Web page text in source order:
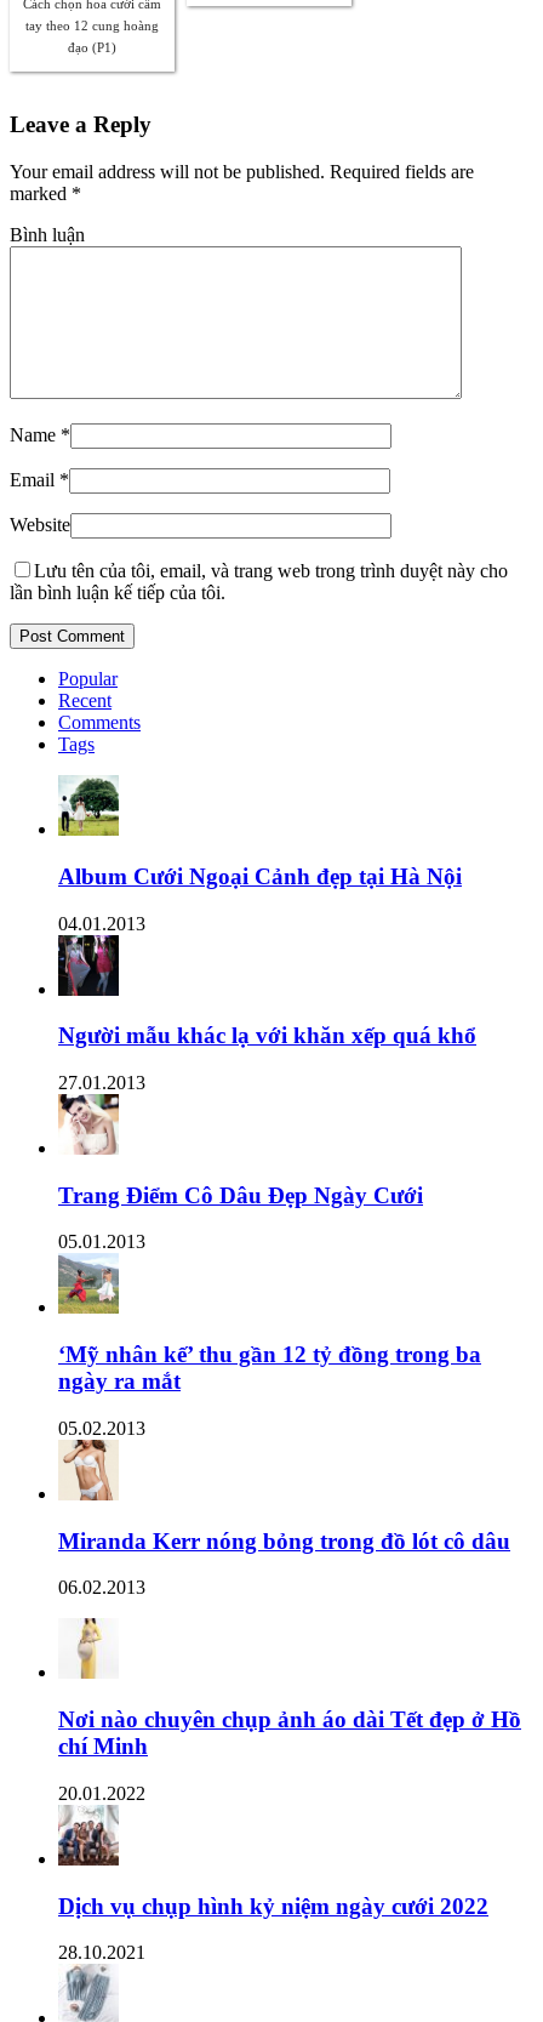
Cách chọn hoa cưới cầm
tay theo 12 cung hoàng
đạo (P1)
Leave a Reply
Your email address will not be published. Required fields are
marked *
Bình luận
Name *
Email *
Website
Lưu tên của tôi, email, và trang web trong trình duyệt này cho
lần bình luận kế tiếp của tôi.
Popular
Recent
Comments
Tags
Album Cưới Ngoại Cảnh đẹp tại Hà Nội
04.01.2013
Người mẫu khác lạ với khăn xếp quá khổ
27.01.2013
Trang Điểm Cô Dâu Đẹp Ngày Cưới
05.01.2013
‘Mỹ nhân kế’ thu gần 12 tỷ đồng trong ba
ngày ra mắt
05.02.2013
Miranda Kerr nóng bỏng trong đồ lót cô dâu
06.02.2013
Nơi nào chuyên chụp ảnh áo dài Tết đẹp ở Hồ
chí Minh
20.01.2022
Dịch vụ chụp hình kỷ niệm ngày cưới 2022
28.10.2021